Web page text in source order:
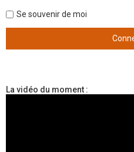
Se souvenir de moi
La vidéo du moment :